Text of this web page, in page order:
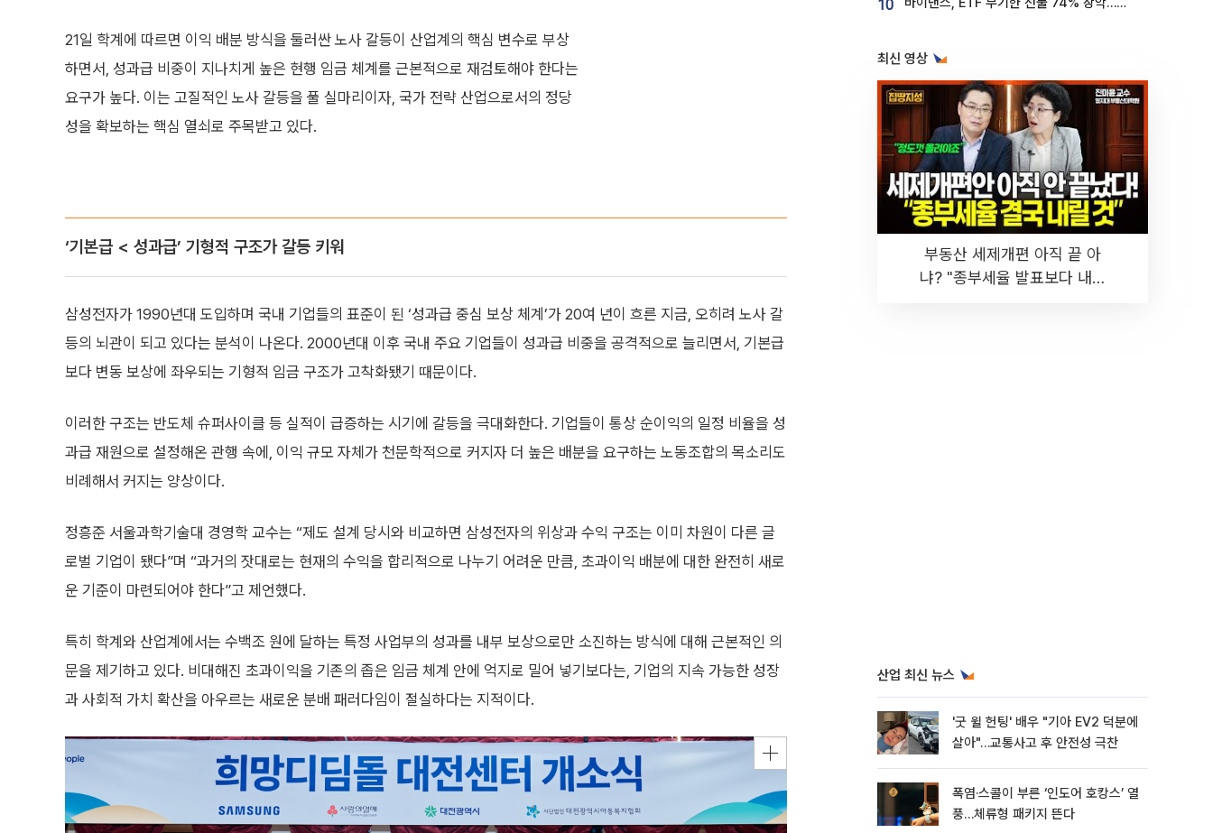
21일 학계에 따르면 이익 배분 방식을 둘러싼 노사 갈등이 산업계의 핵심 변수로 부상
하면서, 성과급 비중이 지나치게 높은 현행 임금 체계를 근본적으로 재검토해야 한다는
요구가 높다. 이는 고질적인 노사 갈등을 풀 실마리이자, 국가 전략 산업으로서의 정당
성을 확보하는 핵심 열쇠로 주목받고 있다.
‘기본급 < 성과급’ 기형적 구조가 갈등 키워
삼성전자가 1990년대 도입하며 국내 기업들의 표준이 된 ‘성과급 중심 보상 체계’가 20여 년이 흐른 지금, 오히려 노사 갈
등의 뇌관이 되고 있다는 분석이 나온다. 2000년대 이후 국내 주요 기업들이 성과급 비중을 공격적으로 늘리면서, 기본급
보다 변동 보상에 좌우되는 기형적 임금 구조가 고착화됐기 때문이다.
이러한 구조는 반도체 슈퍼사이클 등 실적이 급증하는 시기에 갈등을 극대화한다. 기업들이 통상 순이익의 일정 비율을 성
과급 재원으로 설정해온 관행 속에, 이익 규모 자체가 천문학적으로 커지자 더 높은 배분을 요구하는 노동조합의 목소리도
비례해서 커지는 양상이다.
정흥준 서울과학기술대 경영학 교수는 “제도 설계 당시와 비교하면 삼성전자의 위상과 수익 구조는 이미 차원이 다른 글
로벌 기업이 됐다”며 “과거의 잣대로는 현재의 수익을 합리적으로 나누기 어려운 만큼, 초과이익 배분에 대한 완전히 새로
운 기준이 마련되어야 한다”고 제언했다.
특히 학계와 산업계에서는 수백조 원에 달하는 특정 사업부의 성과를 내부 보상으로만 소진하는 방식에 대해 근본적인 의
문을 제기하고 있다. 비대해진 초과이익을 기존의 좁은 임금 체계 안에 억지로 밀어 넣기보다는, 기업의 지속 가능한 성장
과 사회적 가치 확산을 아우르는 새로운 분배 패러다임이 절실하다는 지적이다.
10
최신 영상
부동산 세제개편 아직 끝 아
냐? "종부세율 발표보다 내릴
산업 최신 뉴스
'굿 윌 헌팅' 배우 "기아 EV2 덕분에
살아"…교통사고 후 안전성 극찬
폭염·스콜이 부른 ‘인도어 호캉스’ 열
풍…체류형 패키지 뜬다